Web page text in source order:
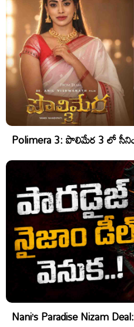
Polimera 3: పొలిమేర 3 లో
Nani’s Paradise Nizam